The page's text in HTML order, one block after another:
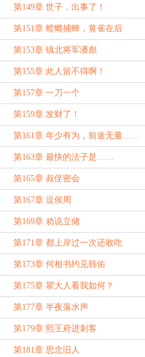
第149章 世子，出事了！
第151章 螳螂捕蝉，黄雀在后
第153章 镇北将军潘彪
第155章 此人留不得啊！
第157章 一刀一个
第159章 发财了！
第161章 年少有为，前途无量……
第163章 最快的法子是……
第165章 叔侄密会
第167章 逗侯周
第169章 劝说立储
第171章 都上岸过一次还敢吃
第173章 何相书约见韩佑
第175章 瞿大人看我如何？
第177章 半夜落水声
第179章 熙王府进刺客
第181章 思念旧人